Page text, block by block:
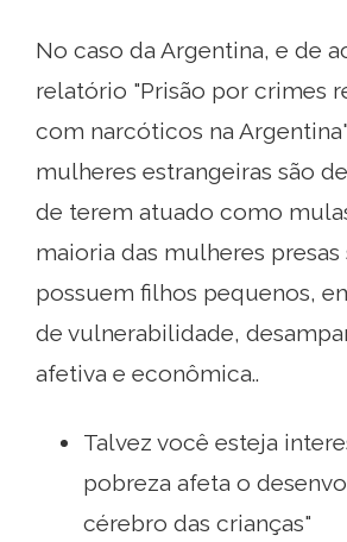
No caso da Argentina, e de
relatório "Prisão por crimes
com narcóticos na
mulheres estrangeiras são
de terem atuado como
maioria das mulheres presas
possuem filhos pequenos,
de vulnerabilidade,
afetiva e econômica..
Talvez você esteja
pobreza afeta o
cérebro das crianças"